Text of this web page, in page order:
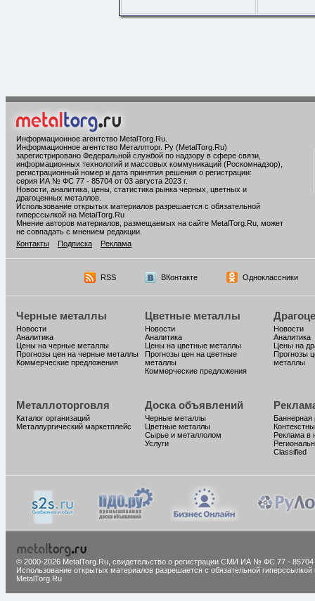
Информационное агентство MetalTorg.Ru
Информационное агентство Металлторг. Ру (MetalTorg.Ru)
зарегистрировано Федеральной службой по надзору в сфере связи,
информационных технологий и массовых коммуникаций (Роскомнадзор),
регистрационный номер и дата принятия решения о регистрации:
серия ИА № ФС 77 - 85704 от 03 августа 2023 г.
Новости, аналитика, цены, статистика рынка черных, цветных и
драгоценных металлов.
Использование открытых материалов разрешается с обязательной
гиперссылкой на MetalTorg.Ru
Мнение авторов материалов, размещаемых на сайте MetalTorg.Ru, может
не совпадать с мнением редакции.
Контакты
Подписка Реклама
RSS ВКонтакте Одноклассники
Черные металлы
Новости
Аналитика
Цены на черные металлы
Прогнозы цен на черные металлы
Коммерческие предложения
Цветные металлы
Новости
Аналитика
Цены на цветные металлы
Прогнозы цен на цветные
металлы
Коммерческие предложения
Новости
Аналитика
Цены на
Прогнозы
металлы
Металлоторговля
Каталог организаций
Металлургический маркетплейс
Доска объявлений
Черные металлы
Цветные металлы
Сырье и металлолом
Услуги
Баннерная
Реклама в
Classified
© 2000-2026 MetalTorg.Ru, cвидетельство о регистрации СМИ ИА № ФС 77 - 85704
Использование открытых материалов разрешается с обязательной гиперссылкой
MetalTorg.Ru